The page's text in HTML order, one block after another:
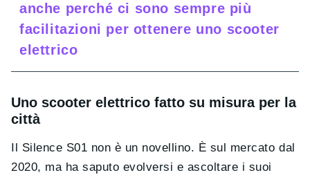
anche perché ci sono sempre più
facilitazioni per ottenere uno scooter
elettrico
Uno scooter elettrico fatto su misura per la
città
Il Silence S01 non è un novellino. È sul mercato dal
2020, ma ha saputo evolversi e ascoltare i suoi